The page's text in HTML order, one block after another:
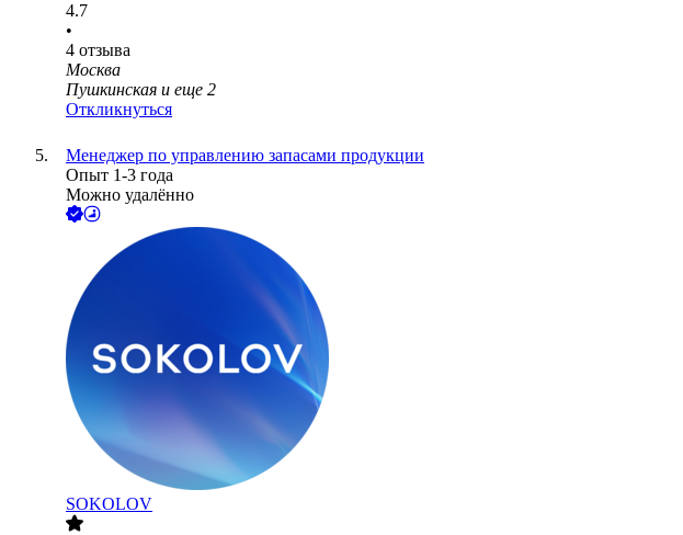
4.7
•
4 отзыва
Москва
Пушкинская и еще 2
Откликнуться
Менеджер по управлению запасами продукции
Опыт 1-3 года
Можно удалённо
SOKOLOV